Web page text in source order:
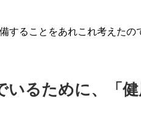
することをあれこれ考えたの
いるために、「